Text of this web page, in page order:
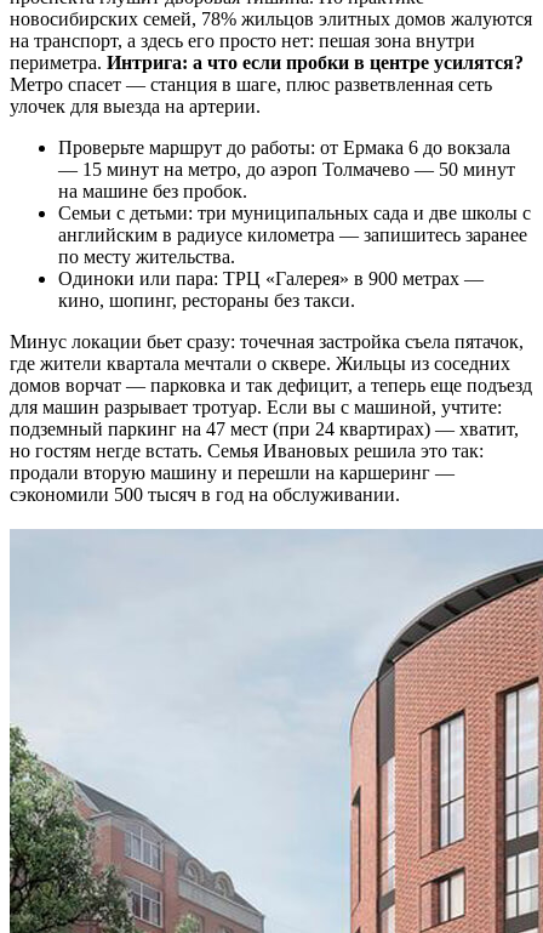
новосибирских семей, 78% жильцов элитных домов жалуются
на транспорт, а здесь его просто нет: пешая зона внутри
периметра. Интрига: а что если пробки в центре усилятся?
Метро спасет — станция в шаге, плюс разветвленная сеть
улочек для выезда на артерии.
Проверьте маршрут до работы: от Ермака 6 до вокзала
— 15 минут на метро, до аэроп Толмачево — 50 минут
на машине без пробок.
Семьи с детьми: три муниципальных сада и две школы с
английским в радиусе километра — запишитесь заранее
по месту жительства.
Одиноки или пара: ТРЦ «Галерея» в 900 метрах —
кино, шопинг, рестораны без такси.
Минус локации бьет сразу: точечная застройка съела пятачок,
где жители квартала мечтали о сквере. Жильцы из соседних
домов ворчат — парковка и так дефицит, а теперь еще подъезд
для машин разрывает тротуар. Если вы с машиной, учтите:
подземный паркинг на 47 мест (при 24 квартирах) — хватит,
но гостям негде встать. Семья Ивановых решила это так:
продали вторую машину и перешли на каршеринг —
сэкономили 500 тысяч в год на обслуживании.